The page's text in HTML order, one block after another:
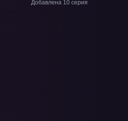
Добавлена 10 серия